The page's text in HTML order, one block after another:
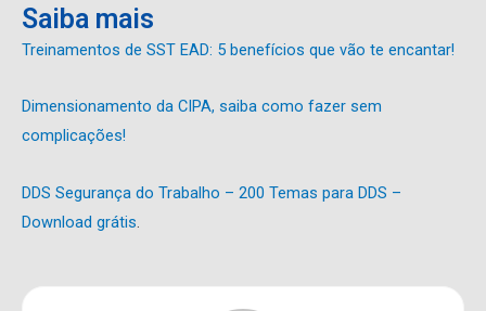
Saiba mais
Treinamentos de SST EAD: 5 benefícios que vão te encantar!
Dimensionamento da CIPA, saiba como fazer sem
complicações!
DDS Segurança do Trabalho – 200 Temas para DDS –
Download grátis.